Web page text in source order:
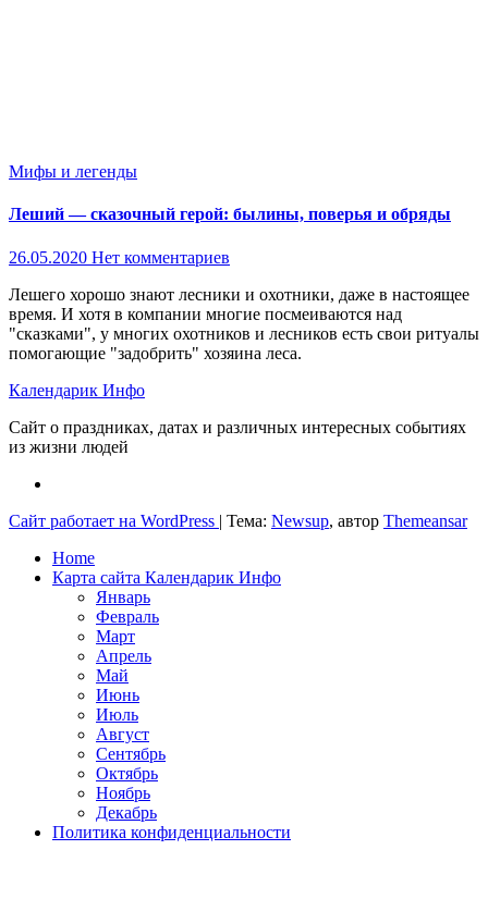
Мифы и легенды
Леший — сказочный герой: былины, поверья и обряды
26.05.2020 Нет комментариев
Лешего хорошо знают лесники и охотники, даже в настоящее
время. И хотя в компании многие посмеиваются над
"сказками", у многих охотников и лесников есть свои ритуалы
помогающие "задобрить" хозяина леса.
Календарик Инфо
Сайт о праздниках, датах и различных интересных событиях
из жизни людей
Сайт работает на WordPress | Тема: Newsup, автор Themeansar
Home
Карта сайта Календарик Инфо
Январь
Февраль
Март
Апрель
Май
Июнь
Июль
Август
Сентябрь
Октябрь
Ноябрь
Декабрь
Политика конфиденциальности